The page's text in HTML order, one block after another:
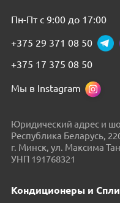
Пн-Пт с 9:00 до 17:00
+375 29 371 08 50
+375 17 375 08 50
Мы в Instagram
Юридический адрес и
Республика Беларусь,
г. Минск, ул. Максима
УНП 191768321
Кондиционеры и